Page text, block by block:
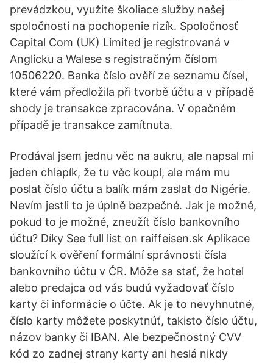
prevádzkou, využite školiace služby našej
spoločnosti na pochopenie rizík. Spoločnosť
Capital Com (UK) Limited je registrovaná v
Anglicku a Walese s registračným číslom
10506220. Banka číslo ověří ze seznamu čísel,
které vám předložila při tvorbě účtu a v případě
shody je transakce zpracována. V opačném
případě je transakce zamítnuta.
Prodával jsem jednu věc na aukru, ale napsal mi
jeden chlapík, že tu věc koupí, ale mám mu
poslat číslo účtu a balík mám zaslat do Nigérie.
Nevím jestli to je úplně bezpečné. Jak je možné,
pokud to je možné, zneužít číslo bankovního
účtu? Díky See full list on raiffeisen.sk Aplikace
sloužící k ověření formální správnosti čísla
bankovního účtu v ČR. Môže sa stať, že hotel
alebo predajca od vás budú vyžadovať číslo
karty či informácie o účte. Ak je to nevyhnutné,
číslo karty môžete poskytnúť, takisto číslo účtu,
názov banky či IBAN. Ale bezpečnostný CVV
kód zo zadnej strany karty ani heslá nikdy